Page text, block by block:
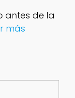
antes de la
más